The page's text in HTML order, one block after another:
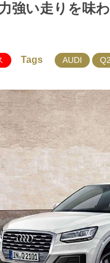
強い走りを味
Tags AUDI Q2